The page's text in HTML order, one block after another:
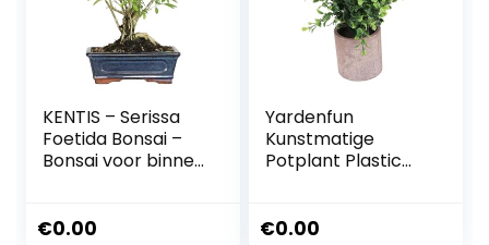
KENTIS – Serissa
Foetida Bonsai –
Bonsai voor binnen
25-35 cm
€0.00
Yardenfun
Kunstmatige
Potplant Plastic
Kunstmatige Mini
€0.00